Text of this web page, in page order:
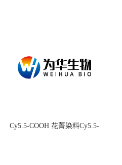
Cy5.5-COOH 花菁染料Cy5.5-